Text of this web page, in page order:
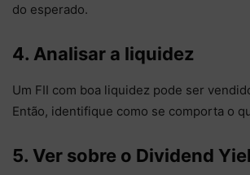
do esperado.
4. Analisar a liquidez
Um FII com boa liquidez pode ser
Então, identifique como se comporta o
5. Ver sobre o Dividend